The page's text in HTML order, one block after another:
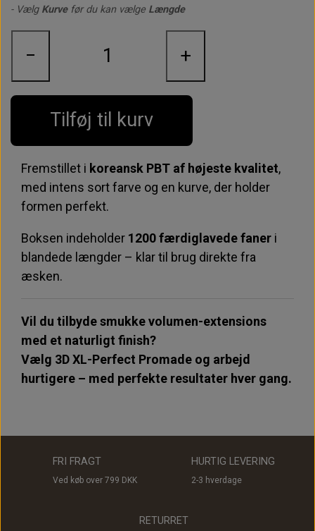
- Vælg Kurvefør du kan vælge Længde
− +
Tilføj til kurv
Fremstillet i koreansk PBT af højeste kvalitet,
med intens sort farve og en kurve, der holder
formen perfekt.
Boksen indeholder 1200 færdiglavede faner i
blandede længder – klar til brug direkte fra
æsken.
Vil du tilbyde smukke volumen-extensions
med et naturligt finish?
Vælg 3D XL-Perfect Promade og arbejd
hurtigere – med perfekte resultater hver gang.
FRI FRAGT
Ved køb over 799 DKK
HURTIG LEVERING
2-3 hverdage
RETURRET